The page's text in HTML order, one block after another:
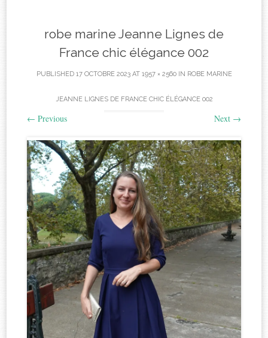
robe marine Jeanne Lignes de
France chic élégance 002
PUBLISHED 17 OCTOBRE 2023AT 1957 × 2560IN ROBE MARINE
JEANNE LIGNES DE FRANCE CHIC ÉLÉGANCE 002
← Previous Next →